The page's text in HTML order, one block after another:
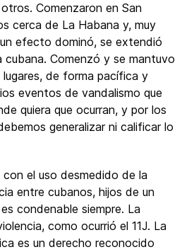
Comenzaron en San
cerca de La Habana y, muy
efecto dominó, se extendió
Comenzó y se mantuvo
de forma pacífica y
eventos de vandalismo que
quiera que ocurran, y por los
generalizar ni calificar lo
el uso desmedido de la
entre cubanos, hijos de un
condenable siempre. La
como ocurrió el 11J. La
es un derecho reconocido